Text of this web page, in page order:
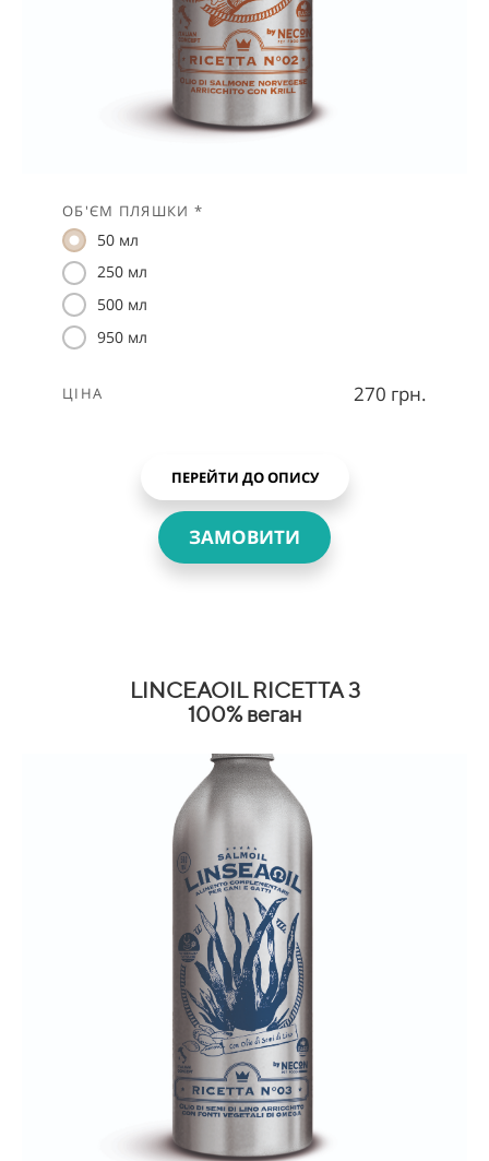
ОБ'ЄМ ПЛЯШКИ *
50 мл
250 мл
500 мл
950 мл
ЦІНА 270 грн.
ПЕРЕЙТИ ДО ОПИСУ
ЗАМОВИТИ
LINCEAOIL RICETTA 3
100% веган